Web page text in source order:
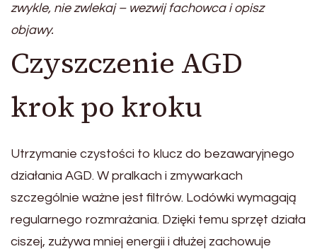
zwykle, nie zwlekaj – wezwij fachowca i opisz
objawy.
Czyszczenie AGD
krok po kroku
Utrzymanie czystości to klucz do bezawaryjnego
działania AGD. W pralkach i zmywarkach
szczególnie ważne jest filtrów. Lodówki wymagają
regularnego rozmrażania. Dzięki temu sprzęt działa
ciszej, zużywa mniej energii i dłużej zachowuje